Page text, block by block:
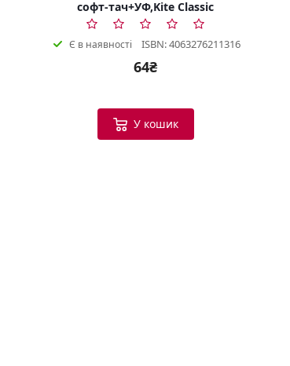
софт-тач+УФ,Kite Classic
Є в наявності ISBN: 4063276211316
64₴
У кошик